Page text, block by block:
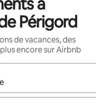
Périgord
de vacances, des
encore sur Airbnb
s'affichent, utilisez les